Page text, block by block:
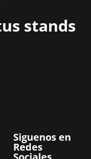
stands
Siguenos en
Redes